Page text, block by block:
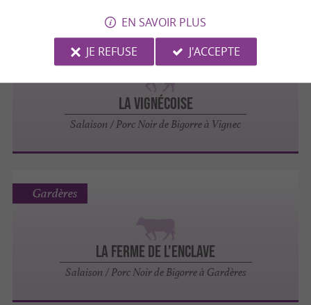
La Vignécoise
Salaison / Porc Noir de Bigorre à Vignec
La Ferme de l'Enclave
Salaison / Porc Noir de Bigorre à Gardères
Gardères
EN SAVOIR PLUS
JE REFUSE
J'ACCEPTE